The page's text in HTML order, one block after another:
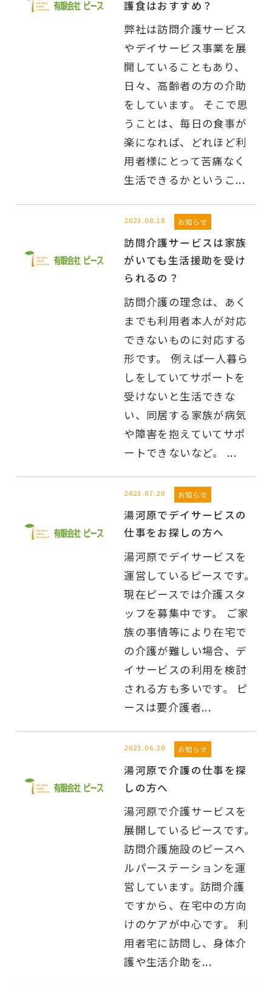
護食はおすすめ？
弊社は訪問介護サービス
やデイサービス事業を展
開していることもあり、
日々、高齢者の方の介助
をしています。 そこで思
うことは、毎日の食事が
楽になれば、どれほど利
用者様にとって苦痛なく
生活できるかというこ...
2023.08.18 お知らせ
訪問介護サービスは家族
がいても生活援助を受け
られるの？
訪問介護の理念は、あく
までも利用者本人が対応
できないものに対応する
形です。 例えば一人暮ら
しをしていてサポートを
受けないと生活できな
い、同居する家族が病気
や障害を抱えていてサポ
ートできないなど。 ...
2023.07.20 お知らせ
湯河原でデイサービスの
仕事をお探しの方へ
湯河原でデイサービスを
運営しているピースです。
現在ピースでは介護スタ
ッフを募集中です。 ご家
族の事情等により在宅で
の介護が難しい場合、デ
イサービスの利用を検討
される方も多いです。 ピ
ースは要介護者...
2023.06.20 お知らせ
湯河原で介護の仕事を探
しの方へ
湯河原で介護サービスを
展開しているピースです。
訪問介護施設のピースヘ
ルパーステーションを運
営しています。訪問介護
ですから、在宅中の方向
けのケアが中心です。 利
用者宅に訪問し、身体介
護や生活介助を...